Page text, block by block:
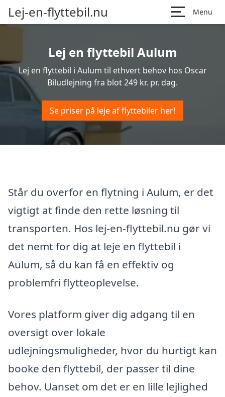
Lej-en-flyttebil.nu Menu
Lej en flyttebil Aulum
Lej en flyttebil i Aulum til ethvert behov hos Oscar
Biludlejning fra blot 249 kr. pr. dag.
Se priser på leje af flyttebiler her!
Står du overfor en flytning i Aulum, er det
vigtigt at finde den rette løsning til
transporten. Hos lej-en-flyttebil.nu gør vi
det nemt for dig at leje en flyttebil i
Aulum, så du kan få en effektiv og
problemfri flytteoplevelse.
Vores platform giver dig adgang til en
oversigt over lokale
udlejningsmuligheder, hvor du hurtigt kan
booke den flyttebil, der passer til dine
behov. Uanset om det er en lille lejlighed